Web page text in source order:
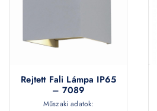
Rejtett Fali Lámpa IP65
– 7089
Műszaki adatok: